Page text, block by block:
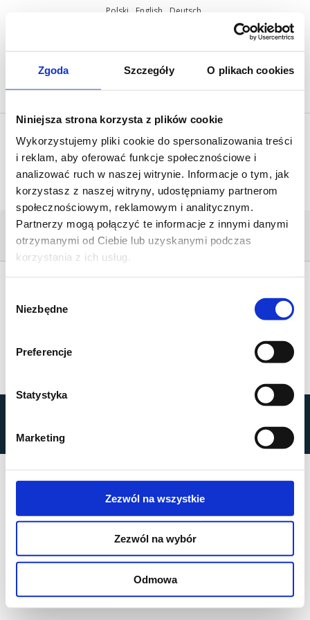
Zgoda Szczegóły O plikach cookies
Niniejsza strona korzysta z plików cookie
Wykorzystujemy pliki cookie do spersonalizowania treści
i reklam, aby oferować funkcje społecznościowe i
analizować ruch w naszej witrynie. Informacje o tym, jak
korzystasz z naszej witryny, udostępniamy partnerom
społecznościowym, reklamowym i analitycznym.
Partnerzy mogą połączyć te informacje z innymi danymi
otrzymanymi od Ciebie lub uzyskanymi podczas
korzystania z ich usług.
zgody
Niezbędne
Preferencje
Statystyka
Marketing
Zezwól na wszystkie
Zezwól na wybór
Odmowa
Polski English Deutsch
+48 61 825 81 11
info@mobilus.pl
TUYA
Home/Mobilus M35 MR BT/tuya